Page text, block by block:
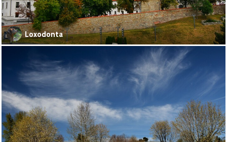
Loxodonta